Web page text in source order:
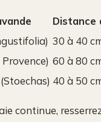
Distance
30 à 40
60 à 80
40 à 50
continue,